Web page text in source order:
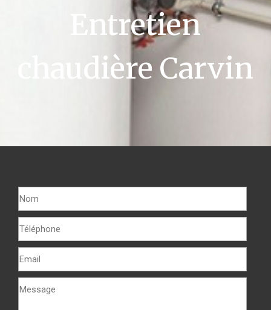
Entretien
chaudière Carvin